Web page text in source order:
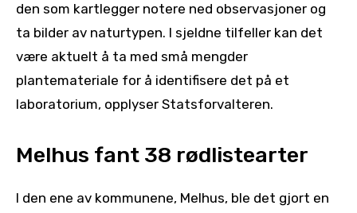
den som kartlegger notere ned observasjoner og
ta bilder av naturtypen. I sjeldne tilfeller kan det
være aktuelt å ta med små mengder
plantemateriale for å identifisere det på et
laboratorium, opplyser Statsforvalteren.
Melhus fant 38 rødlistearter
I den ene av kommunene, Melhus, ble det gjort en